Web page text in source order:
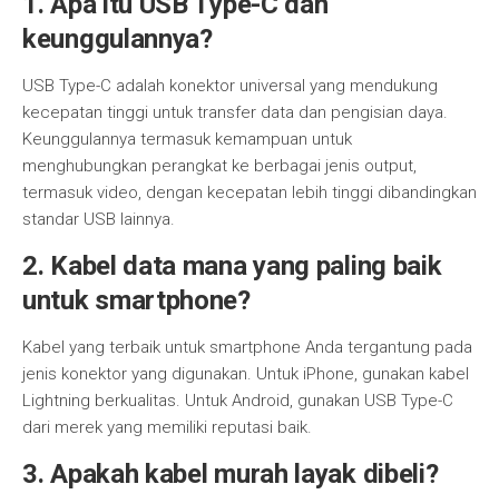
keunggulannya?
USB Type-C adalah konektor universal yang mendukung
kecepatan tinggi untuk transfer data dan pengisian daya.
Keunggulannya termasuk kemampuan untuk
menghubungkan perangkat ke berbagai jenis output,
termasuk video, dengan kecepatan lebih tinggi dibandingkan
standar USB lainnya.
2. Kabel data mana yang paling baik
untuk smartphone?
Kabel yang terbaik untuk smartphone Anda tergantung pada
jenis konektor yang digunakan. Untuk iPhone, gunakan kabel
Lightning berkualitas. Untuk Android, gunakan USB Type-C
dari merek yang memiliki reputasi baik.
3. Apakah kabel murah layak dibeli?